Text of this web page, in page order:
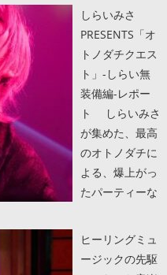
しらいみさ
PRESENTS「オ
トノダチクエス
ト」-しらい無
装備編-レポー
ト しらいみさ
が集めた、最高
のオトノダチに
よる、爆上がっ
たパーティーな
ヒーリングミュ
ージックの先駆